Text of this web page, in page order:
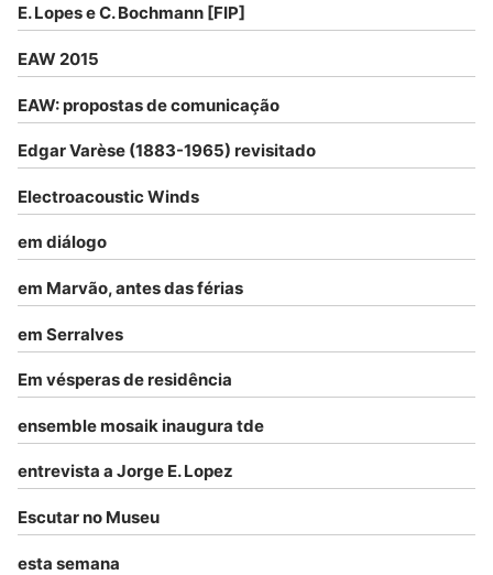
E. Lopes e C. Bochmann [FIP]
EAW 2015
EAW: propostas de comunicação
Edgar Varèse (1883-1965) revisitado
Electroacoustic Winds
em diálogo
em Marvão, antes das férias
em Serralves
Em vésperas de residência
ensemble mosaik inaugura tde
entrevista a Jorge E. Lopez
Escutar no Museu
esta semana